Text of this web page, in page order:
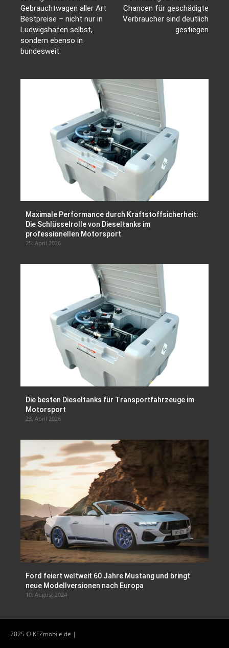
Gebrauchtwagen aller Art
Bestpreise – nicht nur in
Ludwigshafen selbst,
sondern ebenso in
bundesweit.
Chancen für geschädigte
Verbraucher sind deutlich
gestiegen
Maximale Performance durch Kraftstoffsicherheit:
Die Schlüsselrolle von Dieseltanks im
professionellen Motorsport
25. April 2026
Die besten Dieseltanks für Transportfahrzeuge im
Motorsport
23. April 2026
Ford feiert weltweit 60 Jahre Mustang und bringt
neue Modellversionen nach Europa
10. August 2024
2025 © KFZmobile.de |